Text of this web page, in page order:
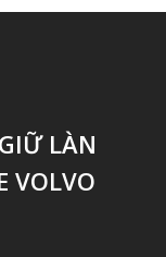
LÀN
VOLVO